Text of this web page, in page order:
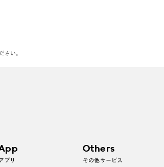
さい。
プリ
Others
その他サービス